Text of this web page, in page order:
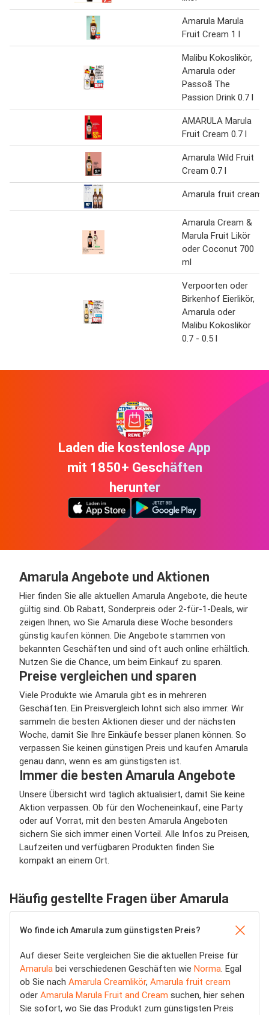
Amarula Marula
Fruit Cream 1 l
Malibu Kokoslikör,
Amarula oder
Passoã The
Passion Drink 0.7 l
AMARULA Marula
Fruit Cream 0.7 l
Amarula Wild Fruit
Cream 0.7 l
Amarula fruit cream
Amarula Cream &
Marula Fruit Likör
oder Coconut 700
ml
Verpoorten oder
Birkenhof Eierlikör,
Amarula oder
Malibu Kokoslikör
0.7 - 0.5 l
Laden die kostenlose App
mit 1850+ Geschäften
herunter
Amarula Angebote und Aktionen
Hier finden Sie alle aktuellen Amarula Angebote, die heute
gültig sind. Ob Rabatt, Sonderpreis oder 2-für-1-Deals, wir
zeigen Ihnen, wo Sie Amarula diese Woche besonders
günstig kaufen können. Die Angebote stammen von
bekannten Geschäften und sind oft auch online erhältlich.
Nutzen Sie die Chance, um beim Einkauf zu sparen.
Preise vergleichen und sparen
Viele Produkte wie Amarula gibt es in mehreren
Geschäften. Ein Preisvergleich lohnt sich also immer. Wir
sammeln die besten Aktionen dieser und der nächsten
Woche, damit Sie Ihre Einkäufe besser planen können. So
verpassen Sie keinen günstigen Preis und kaufen Amarula
genau dann, wenn es am günstigsten ist.
Immer die besten Amarula Angebote
Unsere Übersicht wird täglich aktualisiert, damit Sie keine
Aktion verpassen. Ob für den Wocheneinkauf, eine Party
oder auf Vorrat, mit den besten Amarula Angeboten
sichern Sie sich immer einen Vorteil. Alle Infos zu Preisen,
Laufzeiten und verfügbaren Produkten finden Sie
kompakt an einem Ort.
Häufig gestellte Fragen über Amarula
Wo finde ich Amarula zum günstigsten Preis?
Auf dieser Seite vergleichen Sie die aktuellen Preise für
Amarula bei verschiedenen Geschäften wie Norma. Egal
ob Sie nach Amarula Creamlikör, Amarula fruit cream
oder Amarula Marula Fruit and Cream suchen, hier sehen
Sie sofort, wo Sie das Produkt zum günstigsten Preis